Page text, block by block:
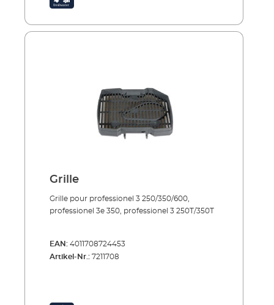
Grille
Grille pour professionel 3 250/350/600,
professionel 3e 350, professionel 3 250T/350T
EAN: 4011708724453
Artikel-Nr.: 7211708